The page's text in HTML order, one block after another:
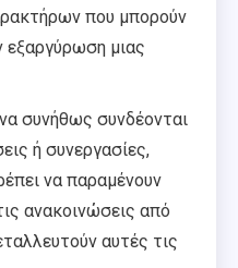
που μπορούν
εξαργύρωση μιας
συνήθως συνδέονται
ή συνεργασίες,
να παραμένουν
ανακοινώσεις από
αυτές τις